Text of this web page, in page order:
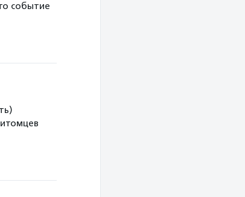
событие